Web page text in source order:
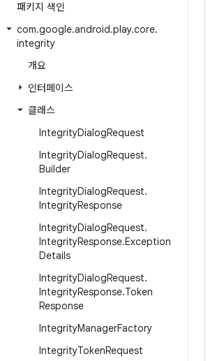
패키지 색인
com.google.android.play.core.
integrity
개요
인터페이스
클래스
IntegrityDialogRequest
IntegrityDialogRequest.
Builder
IntegrityDialogRequest.
IntegrityResponse
IntegrityDialogRequest.
IntegrityResponse.Exception
Details
IntegrityDialogRequest.
IntegrityResponse.Token
Response
IntegrityManagerFactory
IntegrityTokenRequest